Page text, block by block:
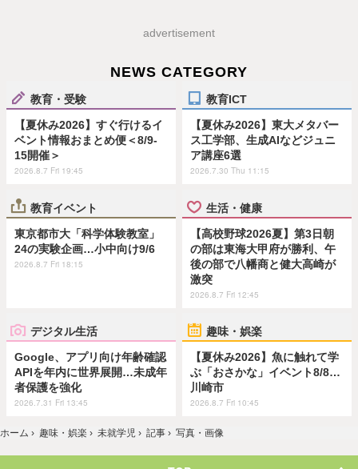
advertisement
NEWS CATEGORY
教育・受験
【夏休み2026】すぐ行けるイ
ベント情報おまとめ便＜8/9-
15開催＞
2026.8.7 Fri 19:45
教育ICT
【夏休み2026】東大メタバー
ス工学部、生成AIなどジュニ
ア講座6選
2026.7.30 Thu 11:15
教育イベント
東京都市大「科学体験教室」
24の実験企画…小中向け9/6
2026.8.7 Fri 18:15
生活・健康
【高校野球2026夏】第3日朝
の部は東海大甲府が勝利、午
後の部で八幡商と健大高崎が
激突
2026.8.7 Fri 12:45
デジタル生活
Google、アプリ向け年齢確認
APIを年内に世界展開…未成年
者保護を強化
2026.7.31 Fri 13:45
趣味・娯楽
【夏休み2026】魚に触れて学
ぶ「おさかな」イベント8/8…
川崎市
2026.8.7 Fri 10:45
ホーム › 趣味・娯楽 › 未就学児 › 記事 › 写真・画像